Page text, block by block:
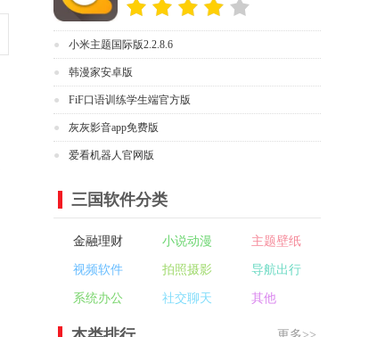
小米主题国际版2.2.8.6
韩漫家安卓版
FiF口语训练学生端官方版
灰灰影音app免费版
爱看机器人官网版
三国软件分类
金融理财 小说动漫 主题壁纸
视频软件 拍照摄影 导航出行
系统办公 社交聊天 其他